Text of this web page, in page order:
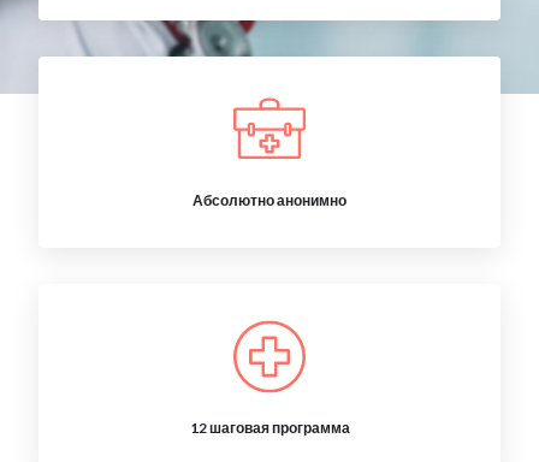
Абсолютно анонимно
12 шаговая программа